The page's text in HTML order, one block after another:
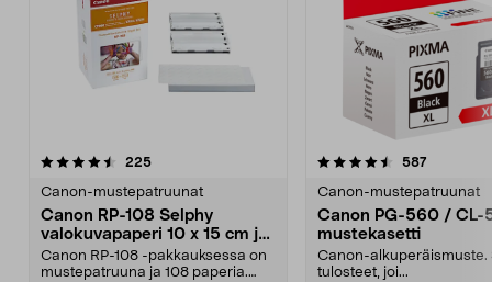
225arvostelut
Canon-mustepatruunat
Canon RP-108 Selphy
valokuvapaperi 10 x 15 cm ja
mustepatruuna
Canon RP-108 -pakkauksessa on
mustepatruuna ja 108 paperia.
4.5 viidestä
587arvostelut
Canon-mustepatruunat
Canon PG-560 / CL-
mustekasetti
Canon-alkuperäismuste.
tulosteet, joi...
4.5 viidestä